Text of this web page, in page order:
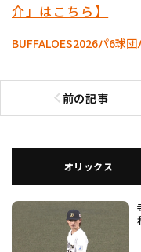
介」はこちら】
BUFFALOES2026パ6球団
前の記事
前の記事へ
オリックス